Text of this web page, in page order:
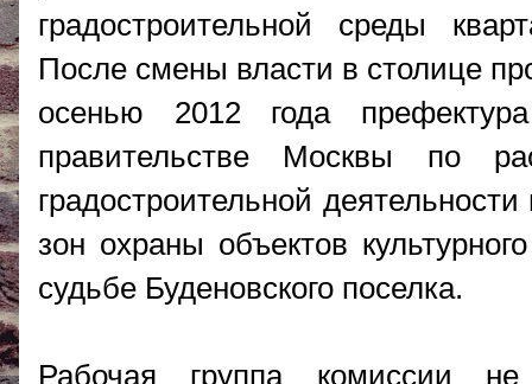
градостроительной среды
После смены власти в столице
осенью 2012 года
правительстве Москвы по
градостроительной
зон охраны объектов
судьбе Буденовского поселка.
Рабочая группа комиссии